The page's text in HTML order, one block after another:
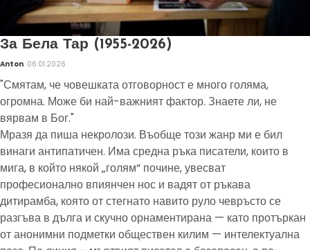
За Бела Тар (1955-2026)
Anton 06.01.2026
"Смятам, че човешката отговорност е много голяма,
огромна. Може би най-важният фактор. Знаете ли, не
вярвам в Бог."
Мразя да пиша некролози. Въобще този жанр ми е бил
винаги антипатичен. Има средна ръка писатели, които в
мига, в който някой „голям“ почине, увесват
професионално впиянчен нос и вадят от ръкава
дитирамба, която от стегнато навито руло чевръсто се
разгъва в дълга и скучно орнаментирана — като протъркан
от анонимни подметки обществен килим — интелектуална